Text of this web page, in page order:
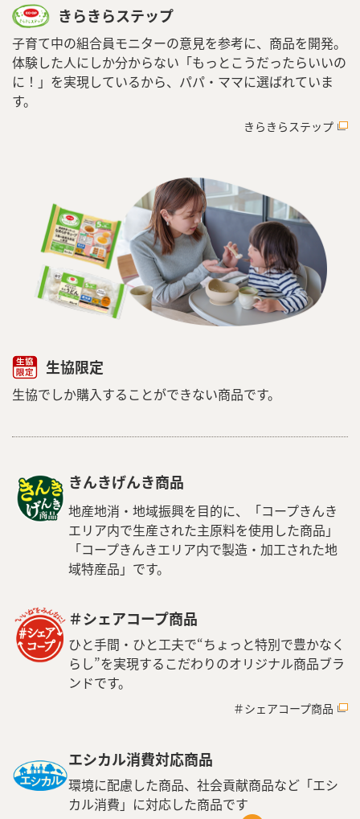
きらきらステップ
子育て中の組合員モニターの意見を参考に、商品を開発。
体験した人にしか分からない「もっとこうだったらいいの
に！」を実現しているから、パパ・ママに選ばれていま
す。
きらきらステップ
生協限定
生協でしか購入することができない商品です。
きんきげんき商品
地産地消・地域振興を目的に、「コープきんき
エリア内で生産された主原料を使用した商品」
「コープきんきエリア内で製造・加工された地
域特産品」です。
＃シェアコープ商品
ひと手間・ひと工夫で“ちょっと特別で豊かなく
らし”を実現するこだわりのオリジナル商品ブラ
ンドです。
＃シェアコープ商品
エシカル消費対応商品
環境に配慮した商品、社会貢献商品など「エシ
カル消費」に対応した商品です